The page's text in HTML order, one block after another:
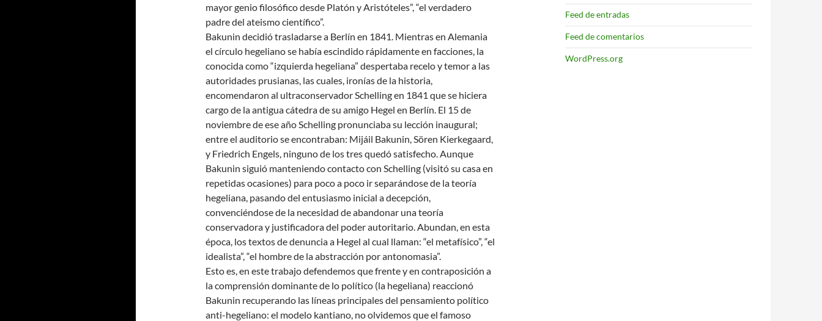
mayor genio filosófico desde Platón y Aristóteles”, “el verdadero
padre del ateismo científico”.
Bakunin decidió trasladarse a Berlín en 1841. Mientras en Alemania
el círculo hegeliano se había escindido rápidamente en facciones, la
conocida como “izquierda hegeliana” despertaba recelo y temor a las
autoridades prusianas, las cuales, ironías de la historia,
encomendaron al ultraconservador Schelling en 1841 que se hiciera
cargo de la antigua cátedra de su amigo Hegel en Berlín. El 15 de
noviembre de ese año Schelling pronunciaba su lección inaugural;
entre el auditorio se encontraban: Mijáil Bakunin, Sören Kierkegaard,
y Friedrich Engels, ninguno de los tres quedó satisfecho. Aunque
Bakunin siguió manteniendo contacto con Schelling (visitó su casa en
repetidas ocasiones) para poco a poco ir separándose de la teoría
hegeliana, pasando del entusiasmo inicial a decepción,
convenciéndose de la necesidad de abandonar una teoría
conservadora y justificadora del poder autoritario. Abundan, en esta
época, los textos de denuncia a Hegel al cual llaman: “el metafísico”, “el
idealista”, “el hombre de la abstracción por antonomasia”.
Esto es, en este trabajo defendemos que frente y en contraposición a
la comprensión dominante de lo político (la hegeliana) reaccionó
Bakunin recuperando las líneas principales del pensamiento político
anti-hegeliano: el modelo kantiano, no olvidemos que el famoso
Feed de entradas
Feed de comentarios
WordPress.org